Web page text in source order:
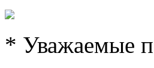
* Уважаемые